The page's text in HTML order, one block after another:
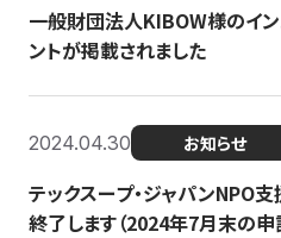
一般財団法人KIBOW様のイ
ントが掲載されました
2024.04.30 お知らせ
テックスープ・ジャパンNPO
終了します（2024年7月末の申